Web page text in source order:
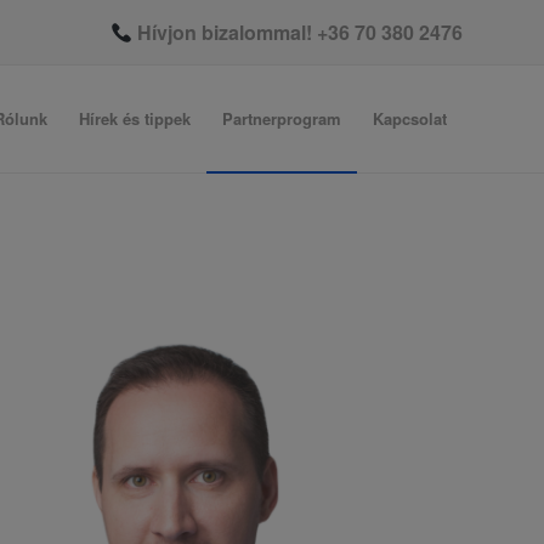
Hívjon bizalommal! +36 70 380 2476
Hírek és tippek Partnerprogram Kapcsolat